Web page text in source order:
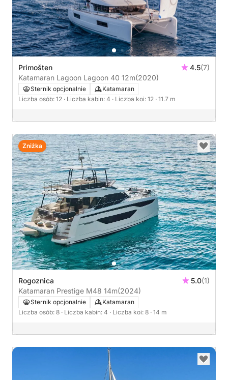
Primošten 4.5(7)
Katamaran Lagoon Lagoon 40 12m(2020)
Sternik opcjonalnie
Katamaran
Liczba osób: 12 · Liczba kabin: 4 · Liczba koi: 12 · 11.7 m
Rogoznica 5.0(1)
Katamaran Prestige M48 14m(2024)
Sternik opcjonalnie
Katamaran
Liczba osób: 8 · Liczba kabin: 4 · Liczba koi: 8 · 14 m
Zniżka